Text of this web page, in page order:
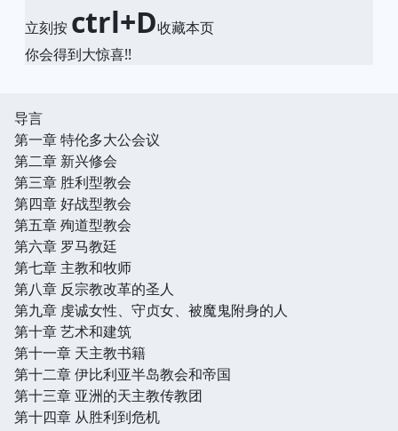
立刻按 ctrl+D收藏本页
你会得到大惊喜!!
导言
第一章 特伦多大公会议
第二章 新兴修会
第三章 胜利型教会
第四章 好战型教会
第五章 殉道型教会
第六章 罗马教廷
第七章 主教和牧师
第八章 反宗教改革的圣人
第九章 虔诚女性、守贞女、被魔鬼附身的人
第十章 艺术和建筑
第十一章 天主教书籍
第十二章 伊比利亚半岛教会和帝国
第十三章 亚洲的天主教传教团
第十四章 从胜利到危机